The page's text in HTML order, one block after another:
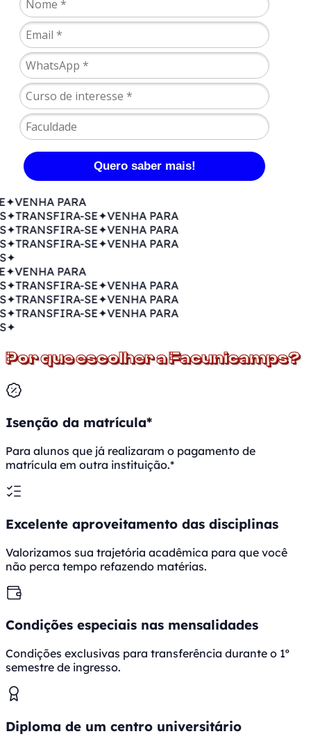
Quero saber mais!
VENHA PARA
TRANSFIRA-SE✦VENHA PARA
TRANSFIRA-SE✦VENHA PARA
TRANSFIRA-SE✦VENHA PARA
VENHA PARA
TRANSFIRA-SE✦VENHA PARA
TRANSFIRA-SE✦VENHA PARA
TRANSFIRA-SE✦VENHA PARA
Por que escolher a Facunicamps?
Isenção da matrícula*
Para alunos que já realizaram o pagamento de
matrícula em outra instituição.*
Excelente aproveitamento das disciplinas
Valorizamos sua trajetória acadêmica para que você
não perca tempo refazendo matérias.
Condições especiais nas mensalidades
Condições exclusivas para transferência durante o 1º
semestre de ingresso.
Diploma de um centro universitário